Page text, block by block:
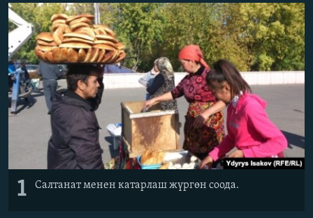
ЭЖЕ-СИҢДИЛЕР
АЗАТТЫК+
ЫҢГАЙСЫЗ СУРООЛОР
ОНЛАЙН ШЕРИНЕ
ЭЕ/АРнун бардык сайттары
1 Салтанат менен катарлаш жүргөн соода.